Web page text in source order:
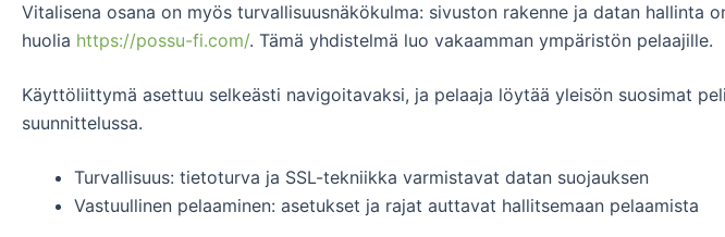
Vitalisena osana on myös turvallisuusnäkökulma: sivuston rakenne ja datan
huolia https://possu-fi.com/. Tämä yhdistelmä luo vakaamman ympäristön pelaajille.
Käyttöliittymä asettuu selkeästi navigoitavaksi, ja pelaaja löytää yleisön suosimat
suunnittelussa.
Turvallisuus: tietoturva ja SSL-tekniikka varmistavat datan suojauksen
Vastuullinen pelaaminen: asetukset ja rajat auttavat hallitsemaan pelaamista